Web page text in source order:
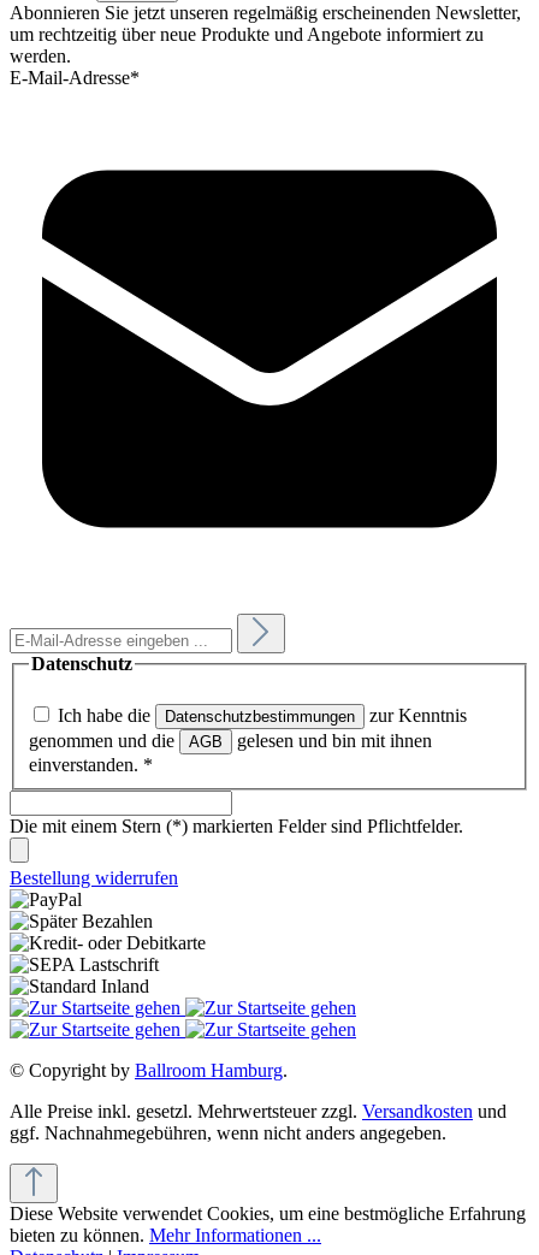
Abonnieren Sie jetzt unseren regelmäßig erscheinenden Newsletter,
um rechtzeitig über neue Produkte und Angebote informiert zu
werden.
E-Mail-Adresse*
Datenschutz
Ich habe die Datenschutzbestimmungen
zur Kenntnis
genommen und die
AGB
gelesen und bin mit ihnen
einverstanden. *
Die mit einem Stern (*) markierten Felder sind Pflichtfelder.
Bestellung widerrufen
© Copyright by Ballroom Hamburg.
Alle Preise inkl. gesetzl. Mehrwertsteuer zzgl. Versandkosten und
ggf. Nachnahmegebühren, wenn nicht anders angegeben.
Diese Website verwendet Cookies, um eine bestmögliche Erfahrung
bieten zu können. Mehr Informationen ...